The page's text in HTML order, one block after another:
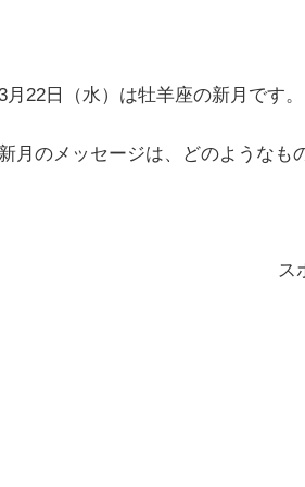
月22日（水）は牡羊座の新月です。
月のメッセージは、どのようなも
ス